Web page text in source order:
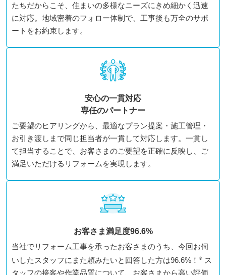
たちだからこそ、住まいの多様なニーズにきめ細かく迅速
に対応。地域密着のフォロー体制で、工事後も万全のサポ
ートをお約束します。
安心の一貫対応
専任のパートナー
ご要望のヒアリングから、最適なプラン提案・施工管理・
お引き渡しまで同じ担当者が一貫して対応します。一貫し
て担当することで、お客さまのご要望を正確に反映し、ご
満足いただけるリフォームを実現します。
お客さま満足度96.6%
当社でリフォーム工事を承ったお客さまのうち、今回お伺
いしたスタッフにまた頼みたいと回答した方は96.6%！ ※ス
タッフの接客や作業品質について、お客さまから高い評価